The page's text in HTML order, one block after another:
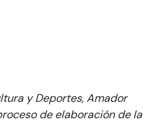
y Deportes, Amador
de elaboración de la